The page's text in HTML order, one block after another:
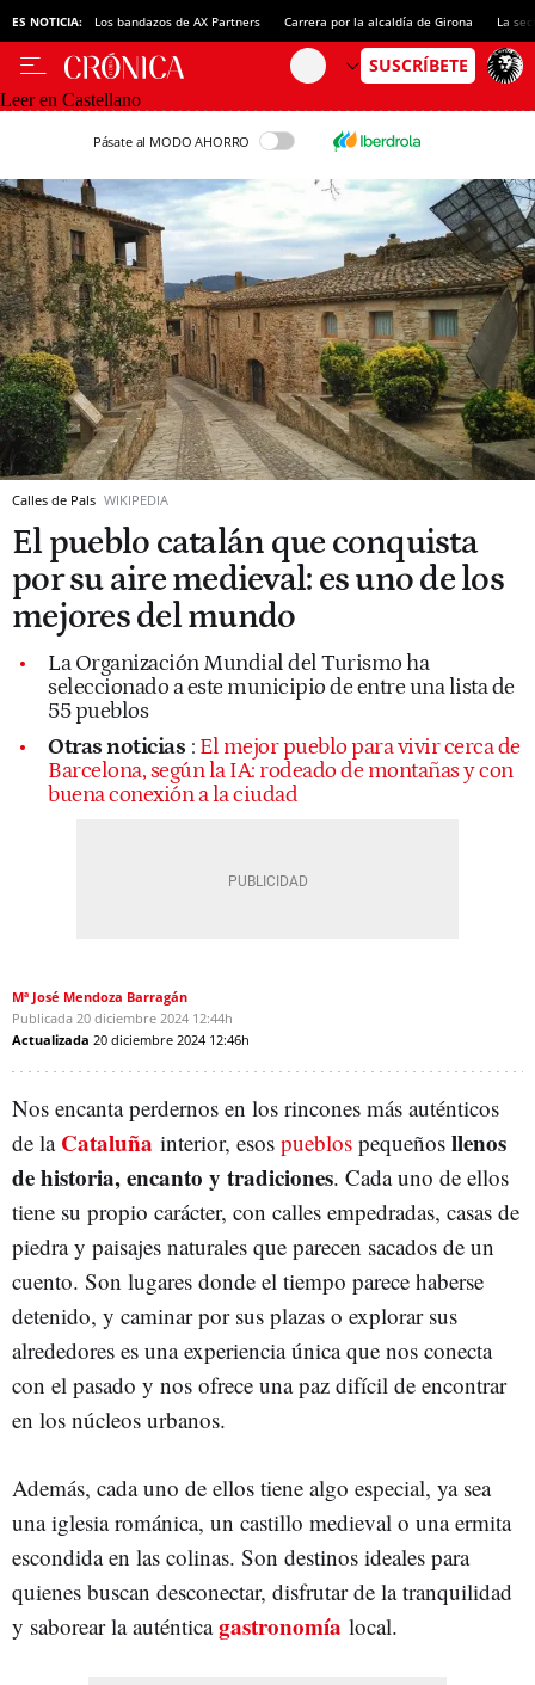
ES NOTICIA: Los bandazos de AX Partners Carrera por la alcaldía de Girona La
Leer en Castellano
Pásate al MODO AHORRO
Calles de Pals WIKIPEDIA
El pueblo catalán que conquista
por su aire medieval: es uno de los
mejores del mundo
La Organización Mundial del Turismo ha
seleccionado a este municipio de entre una lista de
55 pueblos
Otras noticias : El mejor pueblo para vivir cerca de
Barcelona, según la IA: rodeado de montañas y con
buena conexión a la ciudad
Mª José Mendoza Barragán
Publicada 20 diciembre 2024 12:44h
Actualizada 20 diciembre 2024 12:46h
Nos encanta perdernos en los rincones más auténticos
de la Cataluña interior, esos pueblos pequeños llenos
de historia, encanto y tradiciones. Cada uno de ellos
tiene su propio carácter, con calles empedradas, casas de
piedra y paisajes naturales que parecen sacados de un
cuento. Son lugares donde el tiempo parece haberse
detenido, y caminar por sus plazas o explorar sus
alrededores es una experiencia única que nos conecta
con el pasado y nos ofrece una paz difícil de encontrar
en los núcleos urbanos.
Además, cada uno de ellos tiene algo especial, ya sea
una iglesia románica, un castillo medieval o una ermita
escondida en las colinas. Son destinos ideales para
quienes buscan desconectar, disfrutar de la tranquilidad
y saborear la auténticagastronomía local.